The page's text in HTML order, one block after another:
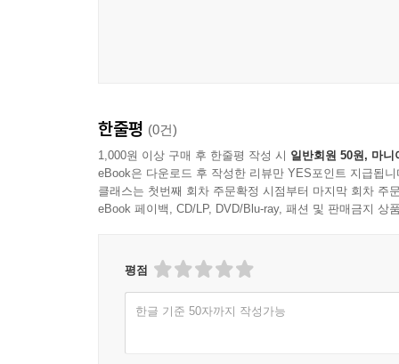
맨발로 시작한 정원 155
내가 바라는 것 164
임 정 희 168
Page1 173
Page3 178
Page5 183
Page7 188
한줄평 (0건)
1,000원 이상 구매 후 한줄평 작성 시 일반회원 50원, 마니
eBook은 다운로드 후 작성한 리뷰만 YES포인트 지급됩니
클래스는 첫번째 회차 주문확정 시점부터 마지막 회차 주
eBook 페이백, CD/LP, DVD/Blu-ray, 패션 및 판매금지 상
평점
한글 기준 50자까지 작성가능